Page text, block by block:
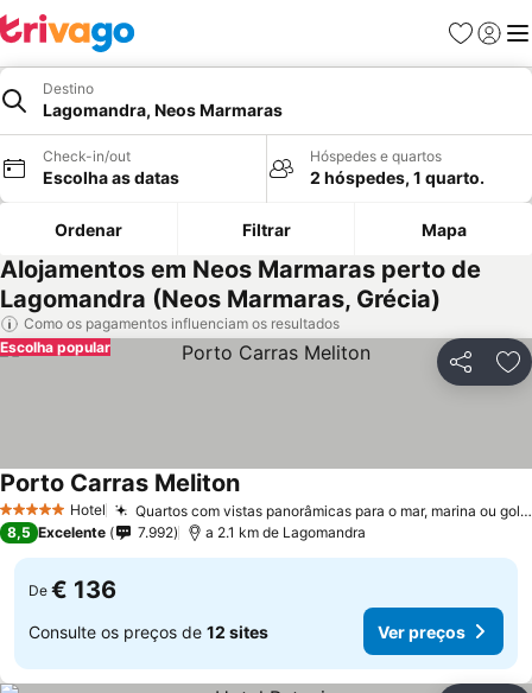
Favoritos
Iniciar
Destino
Lagomandra, Neos Marmaras
Check-in/out
Escolha as datas
Hóspedes e quartos
2 hóspedes, 1 quarto.
Ordenar Filtrar Mapa
Alojamentos em Neos Marmaras perto de
Lagomandra (Neos Marmaras, Grécia)
Como os pagamentos influenciam os resultados
Partilhar
Escolha popular
5 Estrelas Hotel Quartos com vistas panorâmicas para o mar, marina ou golfe
Porto Carras Meliton
8,5 Excelente 7.992 a 2.1 km de Lagomandra
De € 136
Consulte os preços de 12 sites Ver preços